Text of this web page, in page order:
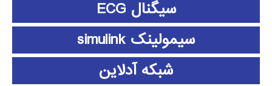
سیگنال ECG
سیمولینک simulink
شبکه آدلاین